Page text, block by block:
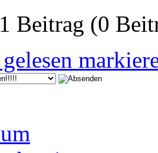
Beitrag (0